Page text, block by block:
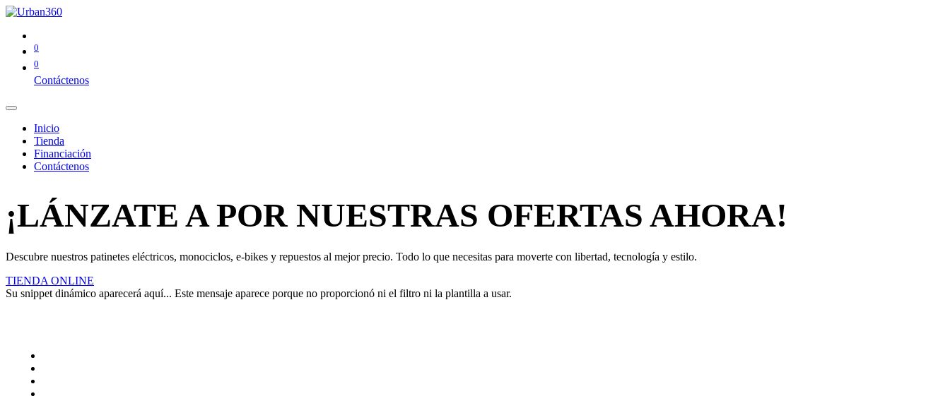
0
0
Contáctenos
Inicio
Tienda
Financiación
Contáctenos
¡LÁNZATE A POR NUESTRAS OFERTAS AHORA!
Descubre nuestros patinetes eléctricos, monociclos, e-bikes y repuestos al mejor precio. Todo lo que necesitas para moverte con libertad, tecnología y estilo.
TIENDA ONLINE
Su snippet dinámico aparecerá aquí... Este mensaje aparece porque no proporcionó ni el filtro ni la plantilla a usar.